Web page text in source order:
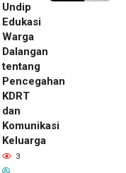
Undip
Edukasi
Warga
Dalangan
tentang
Pencegahan
KDRT
dan
Komunikasi
Keluarga
3